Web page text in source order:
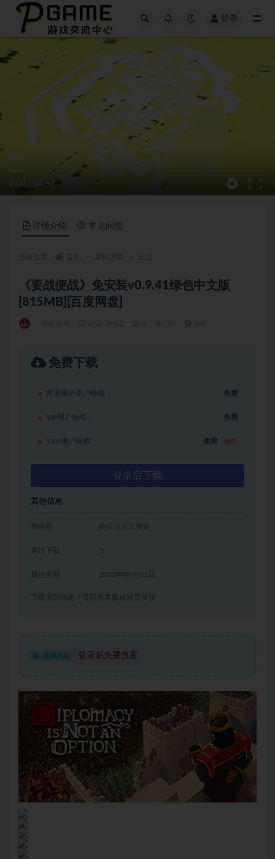
登录
0:00 / 00:42
详情介绍 常见问题
《要战便战》免安装v0.9.41绿色中文版
[815MB][百度网盘]
免费下载
普通用户用户特权： 免费
VIP用户特权： 免费
SVIP用户特权： 免费
登录后下载
其他信息
有效期 购买后永久有效
累计下载 3
2022年09月02日
下载遇到问题？可联系客服或留言反馈
隐藏内容 登录后免费查看
全部